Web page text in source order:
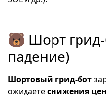
🐻 Шорт грид-
падение)
Шортовый грид-бот
ожидаетеснижения